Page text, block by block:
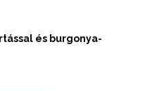
és burgonya-